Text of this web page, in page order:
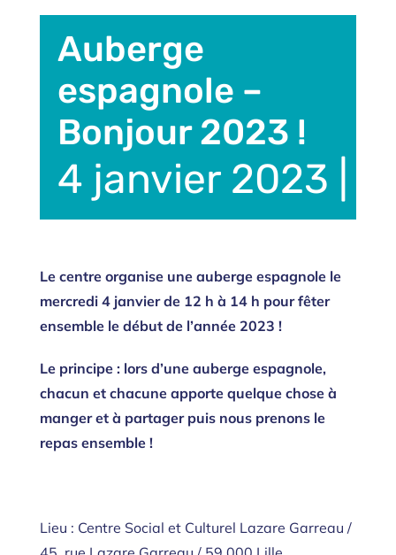
Auberge
espagnole –
Bonjour 2023 !
4 janvier 2023 |
Le centre organise une auberge espagnole le
mercredi 4 janvier de 12 h à 14 h pour fêter
ensemble le début de l’année 2023 !
Le principe : lors d’une auberge espagnole,
chacun et chacune apporte quelque chose à
manger et à partager puis nous prenons le
repas ensemble !
Lieu : Centre Social et Culturel Lazare Garreau /